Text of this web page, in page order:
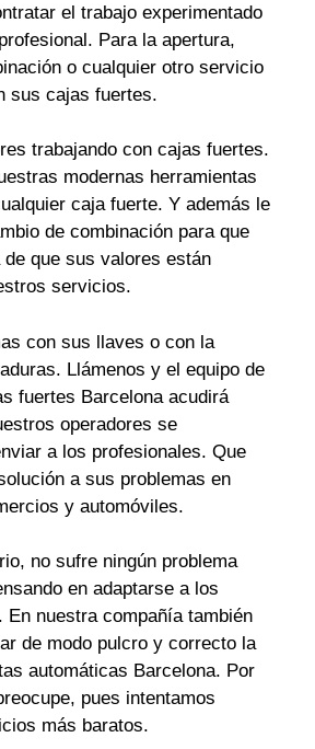
el trabajo experimentado
Para la apertura,
o cualquier otro servicio
sus cajas fuertes.
trabajando con cajas fuertes.
modernas herramientas
caja fuerte. Y además le
de combinación para que
que sus valores están
servicios.
con sus llaves o con la
Llámenos y el equipo de
fuertes Barcelona acudirá
operadores se
a los profesionales. Que
a sus problemas en
y automóviles.
no sufre ningún problema
en adaptarse a los
En nuestra compañía también
de modo pulcro y correcto la
automáticas Barcelona. Por
pues intentamos
más baratos.